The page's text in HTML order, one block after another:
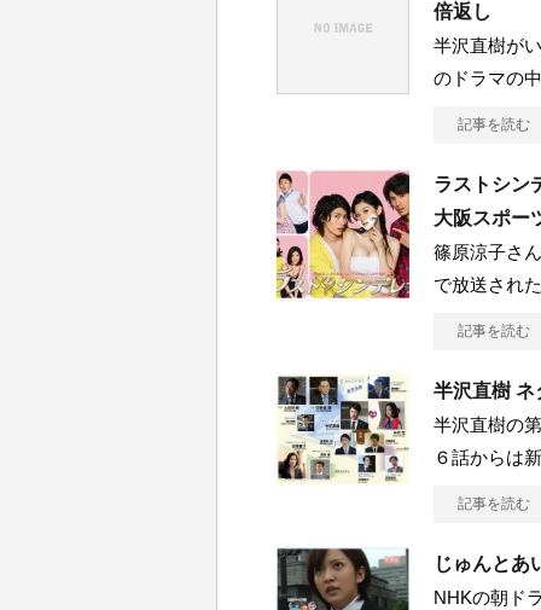
倍返し
半沢直樹が
のドラマの
記事を読む
ラストシン
大阪スポー
篠原涼子さ
で放送され
記事を読む
半沢直樹 ネ
半沢直樹の
６話からは
記事を読む
じゅんとあ
NHKの朝ド